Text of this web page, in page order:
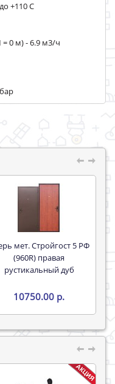
+110 С
0 м) - 6.9 м3/ч
(960R) правая
рустикальный дуб
10750.00 р.